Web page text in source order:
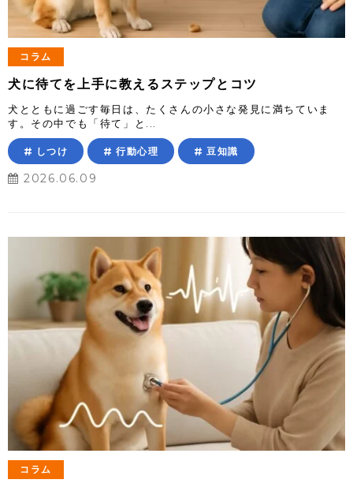
コラム
犬に待てを上手に教えるステップとコツ
犬とともに過ごす毎日は、たくさんの小さな発見に満ちていま
す。その中でも「待て」と...
しつけ 行動心理 豆知識
2026.06.09
コラム